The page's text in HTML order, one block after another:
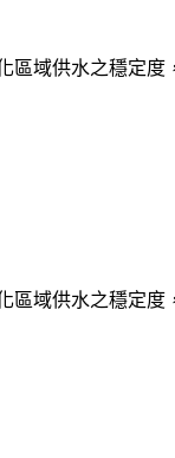
區域供水之穩定
區域供水之穩定